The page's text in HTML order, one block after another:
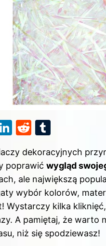
Li
k
e
dI
n
R
d
di
t
m
bl
r
dekoracyjnych
poprawić wygląd
ale największą
wybór kolorów,
Wystarczy kilka
A pamiętaj, że warto
niż się spodziewasz!